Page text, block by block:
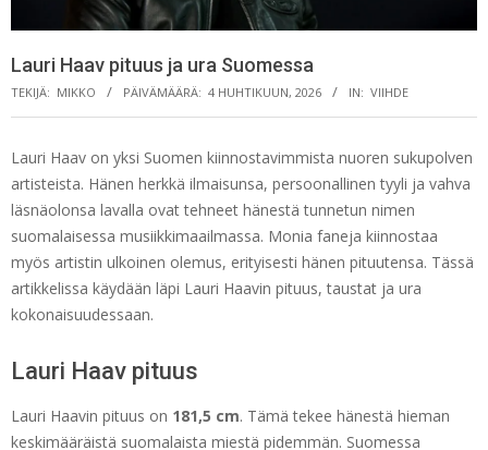
Lauri Haav pituus ja ura Suomessa
TEKIJÄ: MIKKO PÄIVÄMÄÄRÄ: 4 HUHTIKUUN, 2026 IN: VIIHDE
Lauri Haav on yksi Suomen kiinnostavimmista nuoren sukupolven
artisteista. Hänen herkkä ilmaisunsa, persoonallinen tyyli ja vahva
läsnäolonsa lavalla ovat tehneet hänestä tunnetun nimen
suomalaisessa musiikkimaailmassa. Monia faneja kiinnostaa
myös artistin ulkoinen olemus, erityisesti hänen pituutensa. Tässä
artikkelissa käydään läpi Lauri Haavin pituus, taustat ja ura
kokonaisuudessaan.
Lauri Haav pituus
Lauri Haavin pituus on 181,5 cm. Tämä tekee hänestä hieman
keskimääräistä suomalaista miestä pidemmän. Suomessa